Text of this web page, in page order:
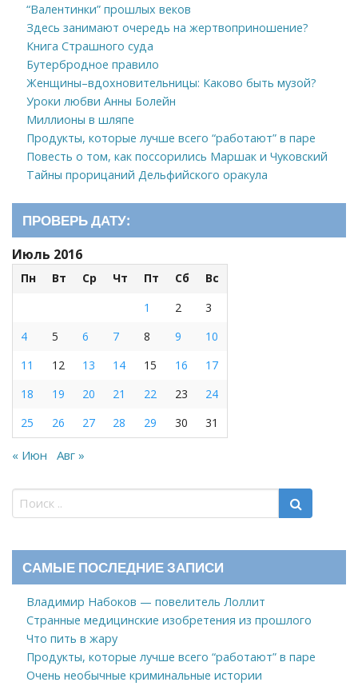
“Валентинки” прошлых веков
Здесь занимают очередь на жертвоприношение?
Книга Страшного суда
Бутербродное правило
Женщины–вдохновительницы: Каково быть музой?
Уроки любви Анны Болейн
Миллионы в шляпе
Продукты, которые лучше всего “работают” в паре
Повесть о том, как поссорились Маршак и Чуковский
Тайны прорицаний Дельфийского оракула
ПРОВЕРЬ ДАТУ:
Июль 2016
Пн Вт Ср Чт Пт Сб
Вс
1
2
3
4
5 6 7 8 9
10
11
12 13 14 15 16
17
18
19 20 21 22 23
24
25
26 27 28 29 30 31
« Июн Авг »
САМЫЕ ПОСЛЕДНИЕ ЗАПИСИ
Владимир Набоков — повелитель Лоллит
Странные медицинские изобретения из прошлого
Что пить в жару
Продукты, которые лучше всего “работают” в паре
Очень необычные криминальные истории